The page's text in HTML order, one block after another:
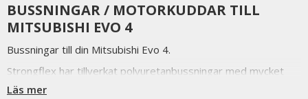
BUSSNINGAR / MOTORKUDDAR TILL
MITSUBISHI EVO 4
Bussningar till din Mitsubishi Evo 4.
Strongflex har tillverkat polyuretanbussningar med mycket
hög kvalité i över tio år.
Läs mer